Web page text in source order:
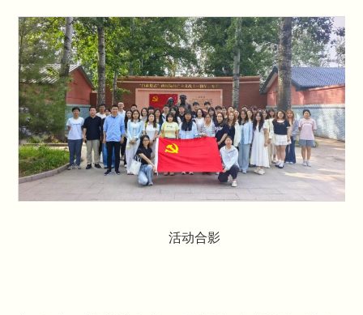
活动合影